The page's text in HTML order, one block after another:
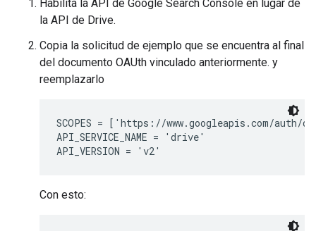
Habilita la API de Google Search Console en lugar de
la API de Drive.
Copia la solicitud de ejemplo que se encuentra al final
del documento OAUth vinculado anteriormente. y
reemplazarlo
SCOPES = ['https://www.googleapis.com/auth/
API_SERVICE_NAME = 'drive'
Con esto: